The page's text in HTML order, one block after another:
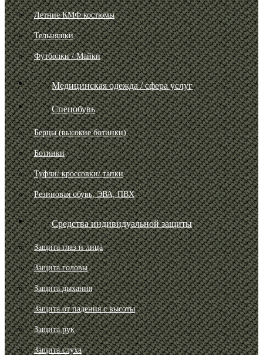
Летние КМФ костюмы
Тельняшки
Футболки / Майки
Медицинская одежда / сфера услуг
Спецобувь
Берцы (высокие ботинки)
Ботинки
Туфли/ кроссовки/ тапки
Резиновая обувь, ЭВА, ПВХ
Средства индивидуальной защиты
Защита глаз и лица
Защита головы
Защита дыхания
Защита от падения с высоты
Защита рук
Защита слуха